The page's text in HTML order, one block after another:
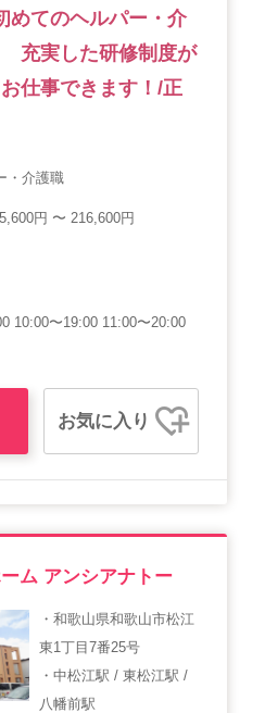
めてのヘルパー・介
充実した研修制度が
仕事できます！/正
・介護職
円 〜 216,600円
10:00〜19:00 11:00〜20:00
お気に入り
ム アンシアナトー
・和歌山県和歌山市松江
東1丁目7番25号
・中松江駅 / 東松江駅 /
八幡前駅